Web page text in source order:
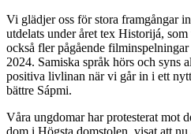
Vi glädjer oss för stora framgångar
utdelats under året tex Historijá,
också fler pågående
2024. Samiska språk hörs och syns
positiva livlinan när vi går in i ett
bättre Sápmi.
Våra ungdomar har protesterat mot
dom i Högsta domstolen, visat att nu